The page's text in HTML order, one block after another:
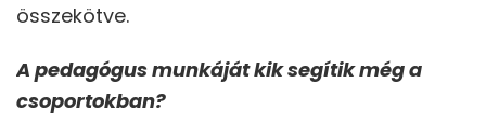
összekötve.
A pedagógus munkáját kik segítik még a
csoportokban?